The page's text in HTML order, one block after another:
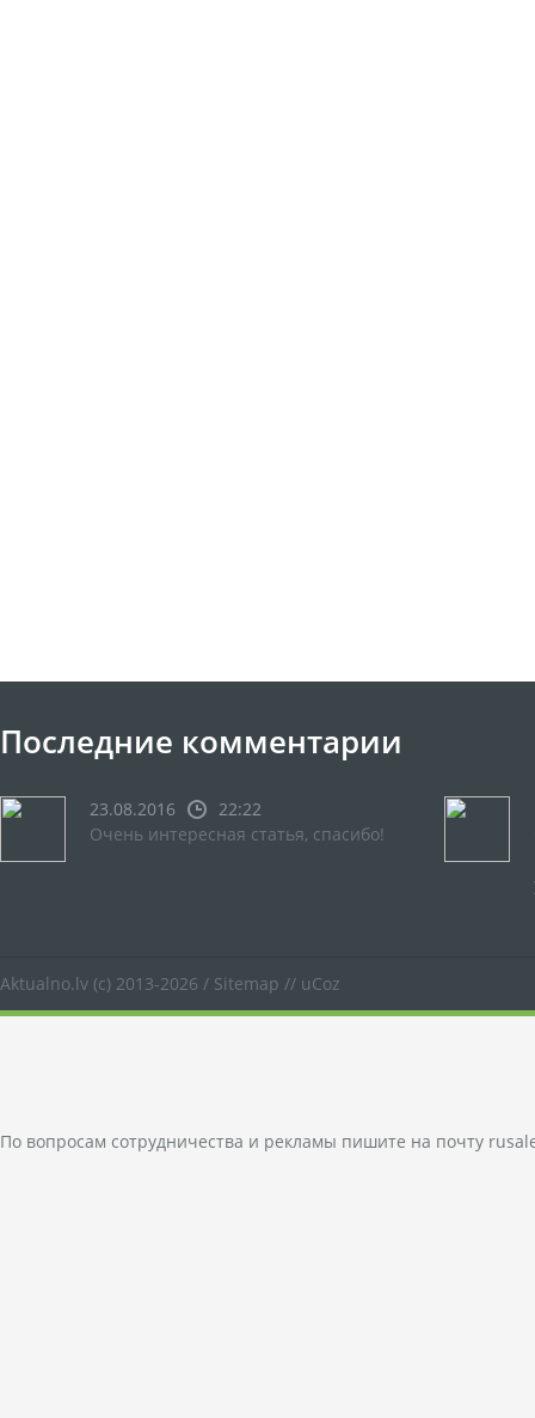
Последние комментарии
23.08.2016
22:22
Очень интересная статья, спасибо!
Aktualno.lv (c) 2013-2026 / Sitemap // uCoz
По вопросам сотрудничества и рекламы пишите на почту